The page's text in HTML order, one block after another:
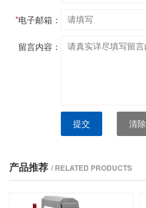
*电子邮箱：
留言内容：
提交 清除
产品推荐 / RELATED PRODUCTS